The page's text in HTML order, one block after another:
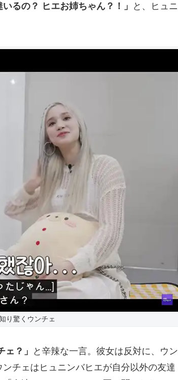
いるの？ ヒエお姉ちゃん？！」
と、ヒュニ
り驚くウンチェ
ェ？」
と辛辣な一言。彼女は反対に、ウン
チェはヒュニンバヒエが自分以外の友達